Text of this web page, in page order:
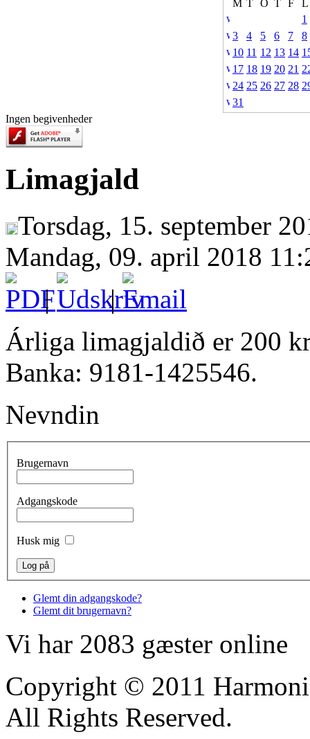
M T O T F
L
1
3
4 5 6 7
8
10 11 12 13 14
17 18 19 20 21
24 25 26 27 28
31
Ingen begivenheder
Limagjald
Torsdag, 15. september
Mandag, 09. april 2018
|
|
Árliga limagjaldið er 200
Banka: 9181-1425546.
Nevndin
Brugernavn
Adgangskode
Husk mig
Glemt din adgangskode?
Glemt dit brugernavn?
Vi har 2083 gæster online
Copyright © 2011
All Rights Reserved.